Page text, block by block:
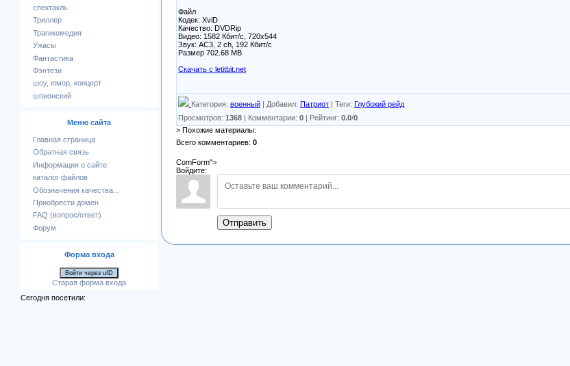
спектакль
Триллер
Трагикомедия
Ужасы
Фантастика
Фэнтези
шоу, юмор, концерт
шпионский
Меню сайта
Главная страница
Обратная связь
Информация о сайте
каталог файлов
Обозначения качества...
Приобрести домен
FAQ (вопрос/ответ)
Форум
Форма входа
Войти через uID
Старая форма входа
Сегодня посетили:
Файл
Кодек: XviD
Качество: DVDRip
Видео: 1582 Кбит/с, 720x544
Звук: AC3, 2 ch, 192 Кбит/с
Размер 702.68 MB
Скачать с letitbit.net
Категория: военный | Добавил: Патриот | Теги: Глубокий рейд
Просмотров: 1368 | Комментарии: 0 | Рейтинг: 0.0/0
> Похожие материалы:
Всего комментариев: 0
ComForm">
Войдите:
Отправить